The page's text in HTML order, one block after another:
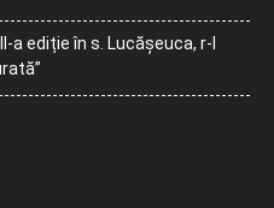
a ediție în s. Lucășeuca, r-l